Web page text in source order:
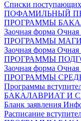
Списки поступающих
ПОФАМИЛЬНЫЙ
ПРОГРАММЫ
Заочная форма Очная
ПРОГРАММЫ
Заочная форма Очная
ПРОГРАММЫ
Заочная форма Очная
ПРОГРАММЫ
Программы
БАКАЛАВРИАТ И
Бланк заявления
Расписание